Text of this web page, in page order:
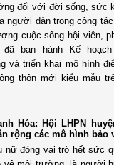
đối với đời sống, sức
người dân trong công
cuộc sống hội viên,
ban hành Kế hoạch
và triển khai mô hình
thôn mới kiểu mẫu
Hóa: Hội LHPN
rộng các mô hình bảo
nữ đóng vai trò hết sức